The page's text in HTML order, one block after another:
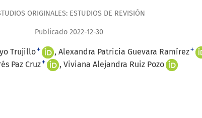
ORIGINALES: ESTUDIOS DE REVISIÓN
Publicado 2022-12-30
Trujillo+ Alexandra Patricia Guevara Ramírez+
Paz Cruz+ Viviana Alejandra Ruiz Pozo